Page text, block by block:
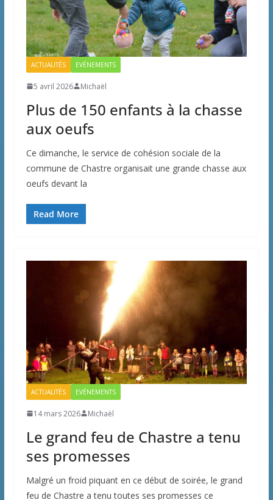
ACTUALITÉS EVÉNEMENTS
5 avril 2026 Michaël
Plus de 150 enfants à la chasse
aux oeufs
Ce dimanche, le service de cohésion sociale de la
commune de Chastre organisait une grande chasse aux
oeufs devant la
Read More
ACTUALITÉS EVÉNEMENTS
14 mars 2026 Michaël
Le grand feu de Chastre a tenu
ses promesses
Malgré un froid piquant en ce début de soirée, le grand
feu de Chastre a tenu toutes ses promesses ce